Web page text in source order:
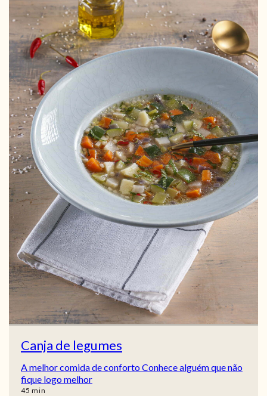
Canja de legumes
A melhor comida de conforto Conhece alguém que não
fique logo melhor
45 min
min